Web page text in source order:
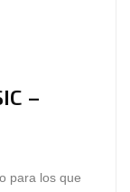
–
para los que